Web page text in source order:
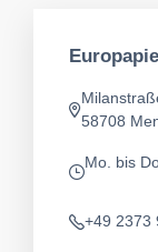
app.address
58708
Mo. bis
Telefon
+49 2373